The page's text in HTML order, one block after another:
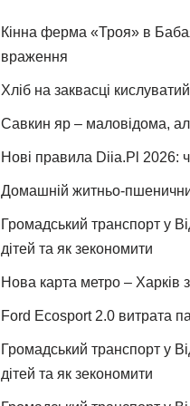
Кінна ферма «Троя» в
враження
Хліб на заквасці
Савкин яр – маловідома,
Нові правила Diia.Pl 2026:
Домашній житньо-
Громадський транспорт у
дітей та як зекономити
Нова карта метро – Харків
Ford Ecosport 2.0 витрата
Громадський транспорт у
дітей та як зекономити